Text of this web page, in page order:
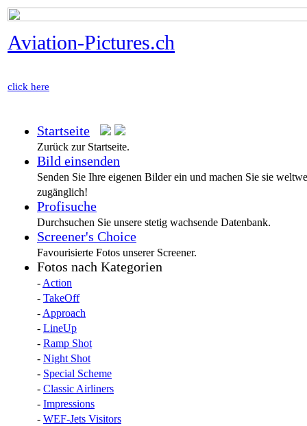
Aviation-Pictures.ch
click here
Startseite
Zurück zur Startseite.
Bild einsenden
Senden Sie Ihre eigenen Bilder ein und machen Sie sie
zugänglich!
Profisuche
Durchsuchen Sie unsere stetig wachsende Datenbank.
Screener's Choice
Favourisierte Fotos unserer Screener.
Fotos nach Kategorien
-Action
- TakeOff
-Approach
- LineUp
- Ramp Shot
- Night Shot
- Special Scheme
- Classic Airliners
- Impressions
- WEF-Jets Visitors